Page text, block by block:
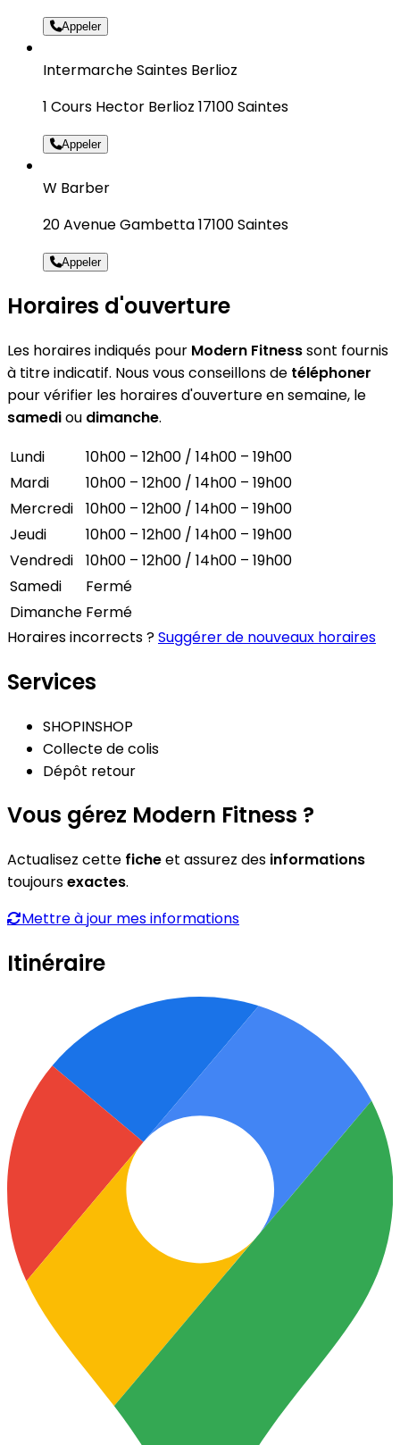
Appeler
Intermarche Saintes Berlioz
1 Cours Hector Berlioz 17100 Saintes
Appeler
W Barber
20 Avenue Gambetta 17100 Saintes
Appeler
Horaires d'ouverture
Les horaires indiqués pour Modern Fitnesssont fournis
à titre indicatif. Nous vous conseillons de téléphoner
pour vérifier les horaires d'ouverture en semaine, le
samediou dimanche.
Lundi
10h00 – 12h00 / 14h00 – 19h00
Mardi
10h00 – 12h00 / 14h00 – 19h00
Mercredi
10h00 – 12h00 / 14h00 – 19h00
Jeudi
10h00 – 12h00 / 14h00 – 19h00
Vendredi
10h00 – 12h00 / 14h00 – 19h00
Samedi
Fermé
Dimanche Fermé
Horaires incorrects ?Suggérer de nouveaux horaires
Services
SHOPINSHOP
Collecte de colis
Dépôt retour
Vous gérez Modern Fitness ?
Actualisez cette ficheet assurez des informations
toujoursexactes.
Mettre à jour mes informations
Itinéraire